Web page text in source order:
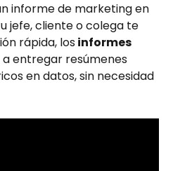
informe de marketing en
jefe, cliente o colega te
rápida, los informes
a entregar resúmenes
en datos, sin necesidad